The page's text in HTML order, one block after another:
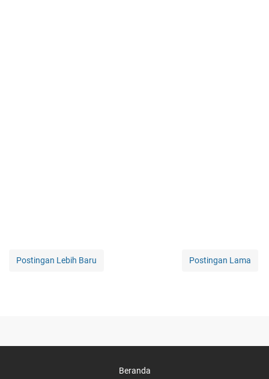
Postingan Lebih Baru Postingan Lama
Beranda